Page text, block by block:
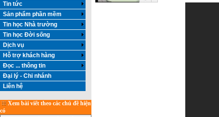
Tin tức
Sản phẩm phần mềm
Tin học Nhà trường
Tin học Đời sống
Dịch vụ
Hỗ trợ khách hàng
Đọc ... thông tin
Đại lý - Chi nhánh
Liên hệ
Xem bài viết theo các chủ đề hiện
có